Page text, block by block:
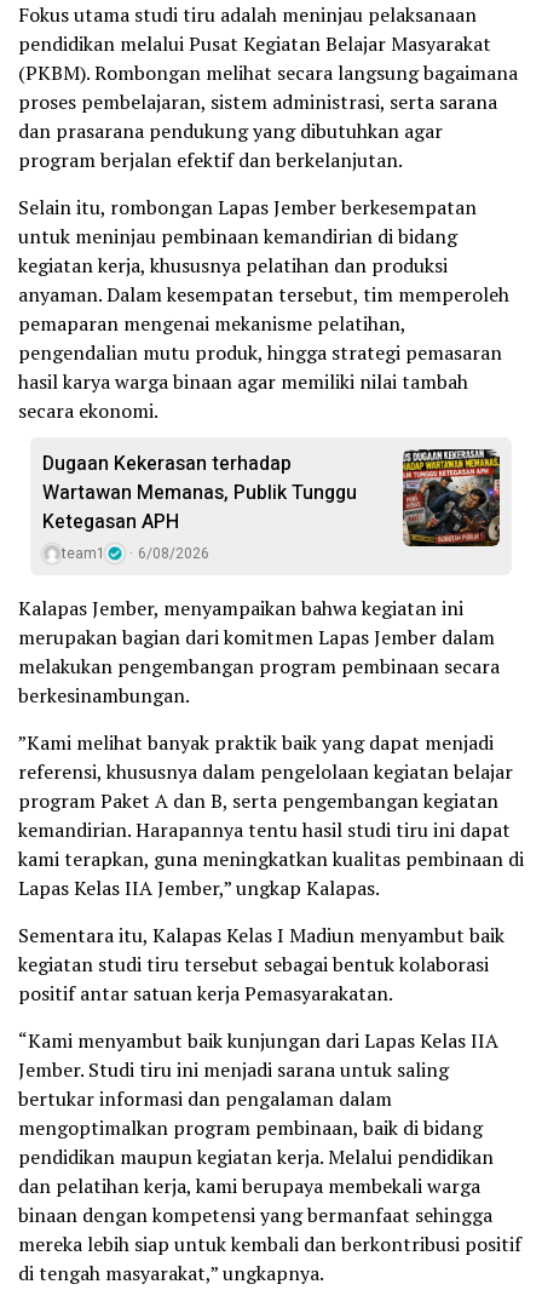
Fokus utama studi tiru adalah meninjau pelaksanaan
pendidikan melalui Pusat Kegiatan Belajar Masyarakat
(PKBM). Rombongan melihat secara langsung bagaimana
proses pembelajaran, sistem administrasi, serta sarana
dan prasarana pendukung yang dibutuhkan agar
program berjalan efektif dan berkelanjutan.
Selain itu, rombongan Lapas Jember berkesempatan
untuk meninjau pembinaan kemandirian di bidang
kegiatan kerja, khususnya pelatihan dan produksi
anyaman. Dalam kesempatan tersebut, tim memperoleh
pemaparan mengenai mekanisme pelatihan,
pengendalian mutu produk, hingga strategi pemasaran
hasil karya warga binaan agar memiliki nilai tambah
secara ekonomi.
Dugaan Kekerasan terhadap
Wartawan Memanas, Publik Tunggu
Ketegasan APH
team1 6/08/2026
Kalapas Jember, menyampaikan bahwa kegiatan ini
merupakan bagian dari komitmen Lapas Jember dalam
melakukan pengembangan program pembinaan secara
berkesinambungan.
​”Kami melihat banyak praktik baik yang dapat menjadi
referensi, khususnya dalam pengelolaan kegiatan belajar
program Paket A dan B, serta pengembangan kegiatan
kemandirian. Harapannya tentu hasil studi tiru ini dapat
kami terapkan, guna meningkatkan kualitas pembinaan di
Lapas Kelas IIA Jember,” ungkap Kalapas.
Sementara itu, Kalapas Kelas I Madiun menyambut baik
kegiatan studi tiru tersebut sebagai bentuk kolaborasi
positif antar satuan kerja Pemasyarakatan.
“Kami menyambut baik kunjungan dari Lapas Kelas IIA
Jember. Studi tiru ini menjadi sarana untuk saling
bertukar informasi dan pengalaman dalam
mengoptimalkan program pembinaan, baik di bidang
pendidikan maupun kegiatan kerja. Melalui pendidikan
dan pelatihan kerja, kami berupaya membekali warga
binaan dengan kompetensi yang bermanfaat sehingga
mereka lebih siap untuk kembali dan berkontribusi positif
di tengah masyarakat,” ungkapnya.